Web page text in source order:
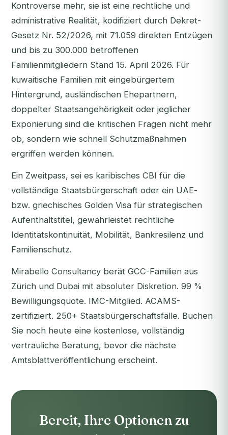
Kontroverse mehr, sie ist eine rechtliche und
administrative Realität, kodifiziert durch Dekret-
Gesetz Nr. 52/2026, mit 71.059 direkten Entzügen
und bis zu 300.000 betroffenen
Familienmitgliedern Stand 15. April 2026. Für
kuwaitische Familien mit eingebürgertem
Hintergrund, ausländischen Ehepartnern,
doppelter Staatsangehörigkeit oder jeglicher
Exponierung sind die kritischen Fragen nicht mehr
ob, sondern wie schnell Schutzmaßnahmen
ergriffen werden können.
Ein Zweitpass, sei es karibisches CBI für die
vollständige Staatsbürgerschaft oder ein UAE-
bzw. griechisches Golden Visa für strategischen
Aufenthaltstitel, gewährleistet rechtliche
Identitätskontinuität, Mobilität, Bankresilenz und
Familienschutz.
Mirabello Consultancy berät GCC-Familien aus
Zürich und Dubai mit absoluter Diskretion. 99 %
Bewilligungsquote. IMC-Mitglied. ACAMS-
zertifiziert. 250+ Staatsbürgerschaftsfälle. Buchen
Sie noch heute eine kostenlose, vollständig
vertrauliche Beratung, bevor die nächste
Amtsblattveröffentlichung erscheint.
Bereit, Ihre Optionen zu